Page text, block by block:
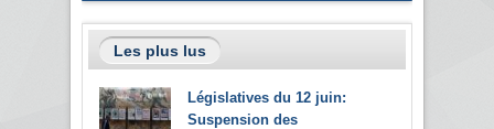
Les plus lus
Législatives du 12 juin:
Suspension des